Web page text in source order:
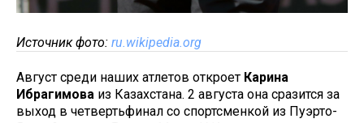
Источник фото: ru.wikipedia.org
Август среди наших атлетов откроет Карина
Ибрагимова из Казахстана. 2 августа она сразится за
выход в четвертьфинал со спортсменкой из Пуэрто-